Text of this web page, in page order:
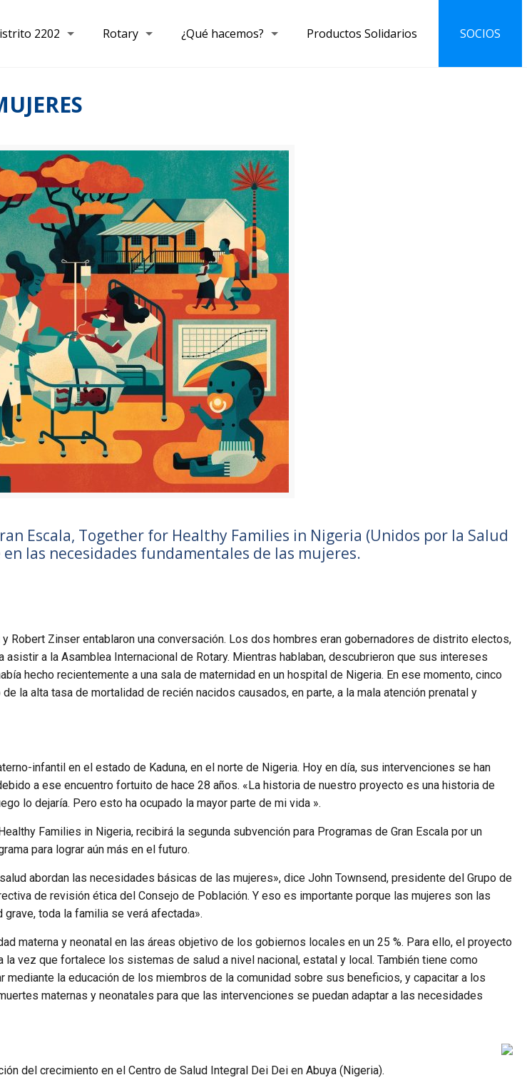
2202 Rotary ¿Qué hacemos? Productos Solidarios SOCIOS
Escala, Together for Healthy Families in Nigeria (Unidos por la Salud
las necesidades fundamentales de las mujeres.
Robert Zinser entablaron una conversación. Los dos hombres eran gobernadores de distrito electos,
a la Asamblea Internacional de Rotary. Mientras hablaban, descubrieron que sus intereses
hecho recientemente a una sala de maternidad en un hospital de Nigeria. En ese momento, cinco
la alta tasa de mortalidad de recién nacidos causados, en parte, a la mala atención prenatal y
infantil en el estado de Kaduna, en el norte de Nigeria. Hoy en día, sus intervenciones se han
a ese encuentro fortuito de hace 28 años. «La historia de nuestro proyecto es una historia de
lo dejaría. Pero esto ha ocupado la mayor parte de mi vida ».
Families in Nigeria, recibirá la segunda subvención para Programas de Gran Escala por un
para lograr aún más en el futuro.
abordan las necesidades básicas de las mujeres», dice John Townsend, presidente del Grupo de
de revisión ética del Consejo de Población. Y eso es importante porque las mujeres son las
toda la familia se verá afectada».
materna y neonatal en las áreas objetivo de los gobiernos locales en un 25 %. Para ello, el proyecto
vez que fortalece los sistemas de salud a nivel nacional, estatal y local. También tiene como
la educación de los miembros de la comunidad sobre sus beneficios, y capacitar a los
maternas y neonatales para que las intervenciones se puedan adaptar a las necesidades
del crecimiento en el Centro de Salud Integral Dei Dei en Abuya (Nigeria).